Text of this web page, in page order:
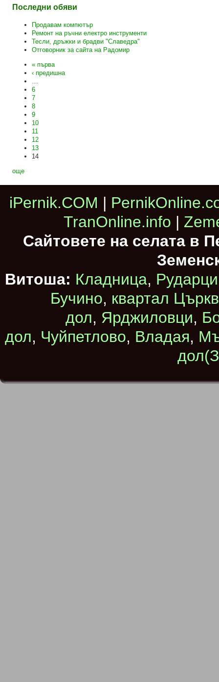
Последни обяви
Продавам компютър
Ремонт на ръчни електро инструменти
Тесли, дръжки и брадви "Славедра"
Отговорник за сайта на Радомир
« първа
‹ предишна
…
6
7
8
9
10
11
12
13
14
още
iPernik.COM |
TranOnline.info |
Сайтовете на селата в
Витоша: Кладница, Рударци
Бучино, квартал
дол, Ярджиловци,
дол, Чуйпетлово, Владая,